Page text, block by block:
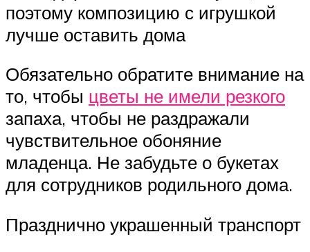
поэтому композицию с игрушкой
лучше оставить дома
Обязательно обратите внимание на
то, чтобы цветы не имели резкого
запаха, чтобы не раздражали
чувствительное обоняние
младенца. Не забудьте о букетах
для сотрудников родильного дома.
Празднично украшенный транспорт